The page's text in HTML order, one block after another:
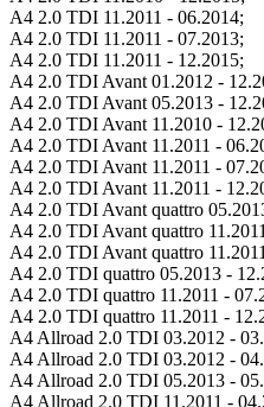
A4 2.0 TDI 11.2011 - 06.2014;
A4 2.0 TDI 11.2011 - 07.2013;
A4 2.0 TDI 11.2011 - 12.2015;
A4 2.0 TDI Avant 01.2012 -
A4 2.0 TDI Avant 05.2013 -
A4 2.0 TDI Avant 11.2010 -
A4 2.0 TDI Avant 11.2011 -
A4 2.0 TDI Avant 11.2011 -
A4 2.0 TDI Avant 11.2011 -
A4 2.0 TDI Avant quattro
A4 2.0 TDI Avant quattro
A4 2.0 TDI Avant quattro
A4 2.0 TDI quattro 05.2013 -
A4 2.0 TDI quattro 11.2011 -
A4 2.0 TDI quattro 11.2011 -
A4 Allroad 2.0 TDI 03.2012 -
A4 Allroad 2.0 TDI 03.2012 -
A4 Allroad 2.0 TDI 05.2013 -
A4 Allroad 2.0 TDI 11.2011 -